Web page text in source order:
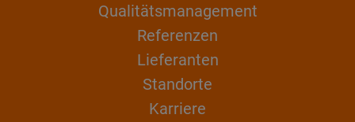
Qualitätsmanagement
Referenzen
Lieferanten
Standorte
Karriere